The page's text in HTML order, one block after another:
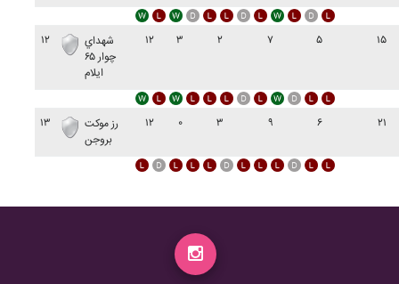
۱۲
شهداي
چوار ۶۵
ايلام
۱۲ ۳ ۲ ۷ ۵ ۱۵
۱۳
رز موکت
بروجن
۱۲ ۰ ۳ ۹ ۶ ۲۱